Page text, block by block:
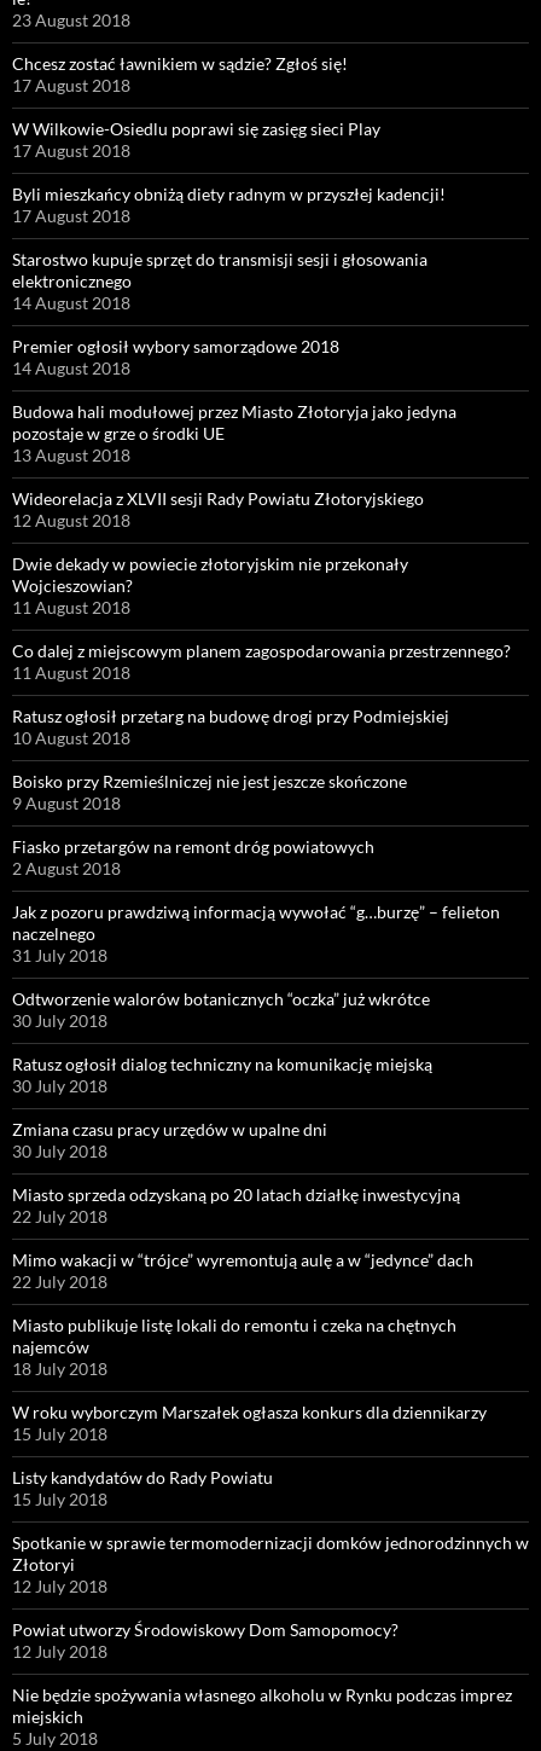
23 August 2018
Chcesz zostać ławnikiem w sądzie? Zgłoś się!
17 August 2018
W Wilkowie-Osiedlu poprawi się zasięg sieci Play
17 August 2018
Byli mieszkańcy obniżą diety radnym w przyszłej kadencji!
17 August 2018
Starostwo kupuje sprzęt do transmisji sesji i głosowania
elektronicznego
14 August 2018
Premier ogłosił wybory samorządowe 2018
14 August 2018
Budowa hali modułowej przez Miasto Złotoryja jako jedyna
pozostaje w grze o środki UE
13 August 2018
Wideorelacja z XLVII sesji Rady Powiatu Złotoryjskiego
12 August 2018
Dwie dekady w powiecie złotoryjskim nie przekonały
Wojcieszowian?
11 August 2018
Co dalej z miejscowym planem zagospodarowania przestrzennego?
11 August 2018
Ratusz ogłosił przetarg na budowę drogi przy Podmiejskiej
10 August 2018
Boisko przy Rzemieślniczej nie jest jeszcze skończone
9 August 2018
Fiasko przetargów na remont dróg powiatowych
2 August 2018
Jak z pozoru prawdziwą informacją wywołać “g…burzę” – felieton
naczelnego
31 July 2018
Odtworzenie walorów botanicznych “oczka” już wkrótce
30 July 2018
Ratusz ogłosił dialog techniczny na komunikację miejską
30 July 2018
Zmiana czasu pracy urzędów w upalne dni
30 July 2018
Miasto sprzeda odzyskaną po 20 latach działkę inwestycyjną
22 July 2018
Mimo wakacji w “trójce” wyremontują aulę a w “jedynce” dach
22 July 2018
Miasto publikuje listę lokali do remontu i czeka na chętnych
najemców
18 July 2018
W roku wyborczym Marszałek ogłasza konkurs dla dziennikarzy
15 July 2018
Listy kandydatów do Rady Powiatu
15 July 2018
Spotkanie w sprawie termomodernizacji domków jednorodzinnych w
Złotoryi
12 July 2018
Powiat utworzy Środowiskowy Dom Samopomocy?
12 July 2018
Nie będzie spożywania własnego alkoholu w Rynku podczas imprez
miejskich
5 July 2018